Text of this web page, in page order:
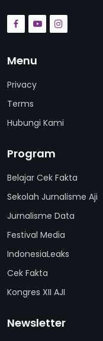
Menu
Privacy
Terms
Hubungi Kami
Program
Belajar Cek Fakta
Sekolah Jurnalisme Aji
Jurnalisme Data
Festival Media
IndonesiaLeaks
Cek Fakta
Kongres XII AJI
Newsletter